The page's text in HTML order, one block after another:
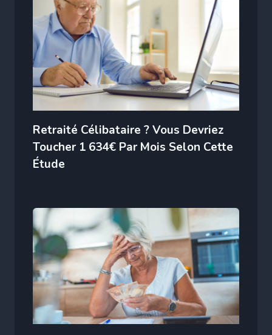
Retraité Célibataire ? Vous Devriez
Toucher 1 634€ Par Mois Selon Cette
Étude